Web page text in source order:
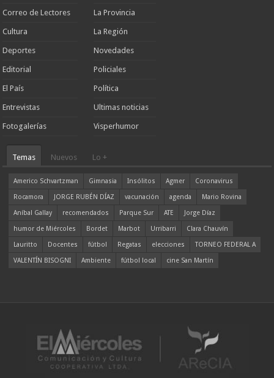
Correo de Lectores
Cultura
Deportes
Editorial
El País
Entrevistas
Fotogalerías
La Provincia
La Región
Novedades
Policiales
Política
Ultimas noticias
Visperhumor
Temas Nuevos Lo +
Americo Schvartzman Gimnasia Insólitos Agmer
Coronavirus
Rocamora
JORGE RUBÉN DÍAZ vacunación agenda
Mario Rovina
Aníbal Gallay
recomendados Parque Sur ATE
Jorge Díaz
humor de Miércoles
Bordet Marbot Urribarri
Clara Chauvín
Lauritto
Docentes fútbol Regatas elecciones
TORNEO FEDERAL A
VALENTÍN BISOGNI
Ambiente fútbol local cine San Martín